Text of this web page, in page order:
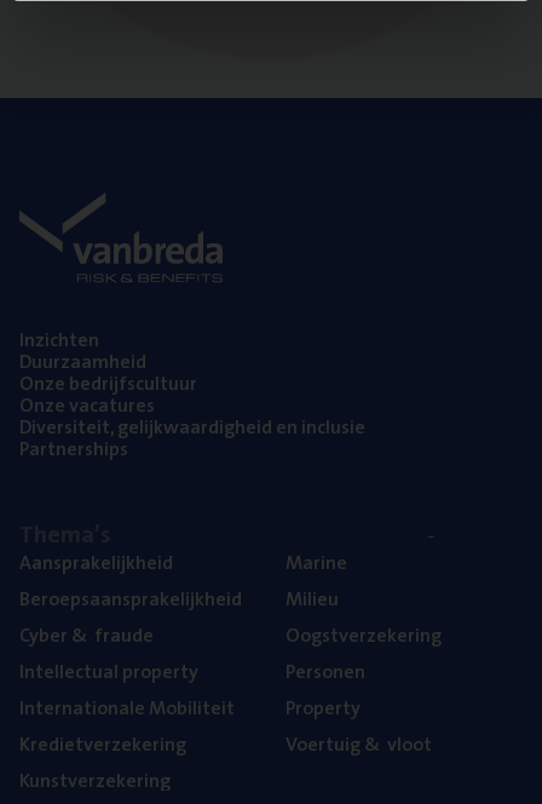
Inzich­ten
Duur­zaam­heid
Onze bedrijfs­cul­tuur
Onze vaca­tu­res
Diver­si­teit, gelijk­waar­dig­heid en inclusie
Part­ner­ships
Aan­spra­ke­lijk­heid
Beroeps­aan­spra­ke­lijk­heid
Cyber& fraude
Intel­lec­tu­al property
Inter­na­ti­o­na­le Mobiliteit
Kre­diet­ver­ze­ke­ring
Kunst­ver­ze­ke­ring
Mari­ne
Mili­eu
Oogst­ver­ze­ke­ring
Per­so­nen
Pro­per­ty
Voer­tuig& vloot